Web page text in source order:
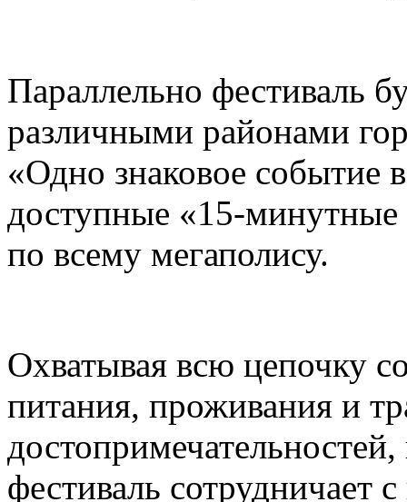
Параллельно фестиваль
различными районами
«Одно знаковое событие
доступные «15-минутные
по всему мегаполису.
Охватывая всю цепочку
питания, проживания и
фестиваль сотрудничает